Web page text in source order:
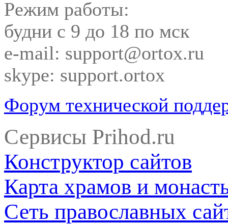
Режим работы:
будни с 9 до 18 по мск
e-mail: support@ortox.ru
skype: support.ortox
Форум технической
Сервисы Prihod.ru
Конструктор сайтов
Карта храмов и
Сеть православных